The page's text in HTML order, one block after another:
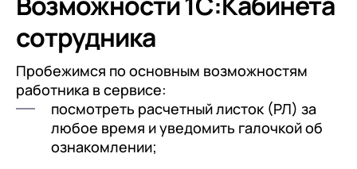
сотрудника
Пробежимся по основным возможностям
работника в сервисе:
посмотреть расчетный листок (РЛ) за
любое время и уведомить галочкой об
ознакомлении;